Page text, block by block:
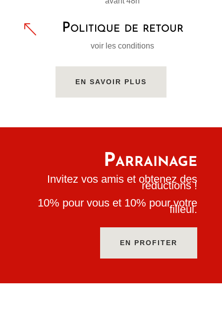
% Politique de retour
voir les conditions
EN SAVOIR PLUS
Parrainage
Invitez vos amis et obtenez des
réductions !
10% pour vous et 10% pour votre
filleul.
EN PROFITER